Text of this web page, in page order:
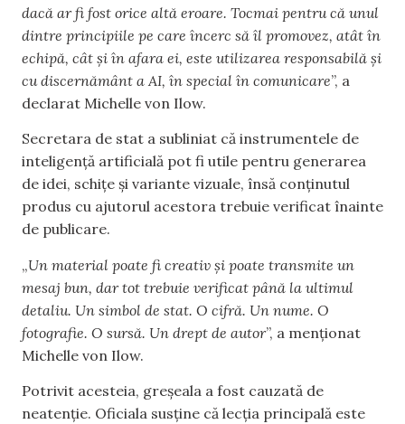
dacă ar fi fost orice altă eroare. Tocmai pentru că unul
dintre principiile pe care încerc să îl promovez, atât în
echipă, cât și în afara ei, este utilizarea responsabilă și
cu discernământ a AI, în special în comunicare”, a
declarat Michelle von Ilow.
Secretara de stat a subliniat că instrumentele de
inteligență artificială pot fi utile pentru generarea
de idei, schițe și variante vizuale, însă conținutul
produs cu ajutorul acestora trebuie verificat înainte
de publicare.
„Un material poate fi creativ și poate transmite un
mesaj bun, dar tot trebuie verificat până la ultimul
detaliu. Un simbol de stat. O cifră. Un nume. O
fotografie. O sursă. Un drept de autor”, a menționat
Michelle von Ilow.
Potrivit acesteia, greșeala a fost cauzată de
neatenție. Oficiala susține că lecția principală este